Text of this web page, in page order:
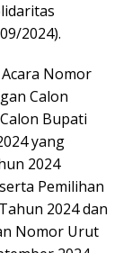
2024).
Nomor
Calon
Bupati
yang
2024
Pemilihan
2024 dan
Nomor Urut